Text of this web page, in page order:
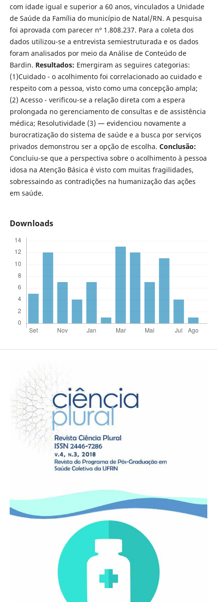
com idade igual e superior a 60 anos, vinculados a Unidade
de Saúde da Família do município de Natal/RN. A pesquisa
foi aprovada com parecer nº 1.808.237. Para a coleta dos
dados utilizou-se a entrevista semiestruturada e os dados
foram analisados por meio da Análise de Conteúdo de
Bardin. Resultados: Emergiram as seguires categorias:
(1)Cuidado - o acolhimento foi correlacionado ao cuidado e
respeito com a pessoa, visto como uma concepção ampla;
(2) Acesso - verificou-se a relação direta com a espera
prolongada no gerenciamento de consultas e de assistência
médica; Resolutividade (3) — evidenciou novamente a
burocratização do sistema de saúde e a busca por serviços
privados demonstrou ser a opção de escolha. Conclusão:
Concluiu-se que a perspectiva sobre o acolhimento à pessoa
idosa na Atenção Básica é visto com muitas fragilidades,
sobressaindo as contradições na humanização das ações
em saúde.
Downloads